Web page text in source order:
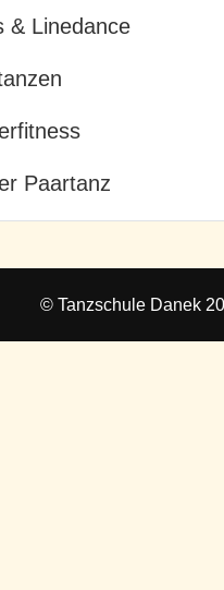
& Linedance
Paartanz
© Tanzschule Danek